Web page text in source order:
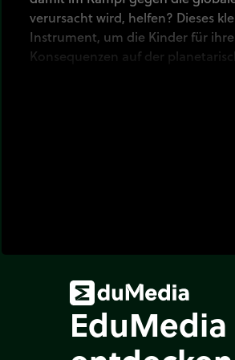
verursacht wird, helfen? Dieses
Instrument, um die Kinder für
Konsequenzen auf der